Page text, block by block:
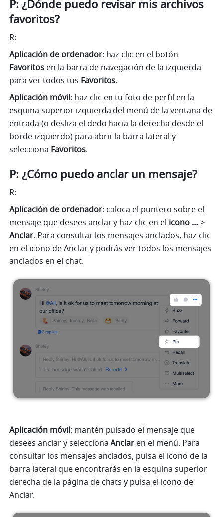
P: ¿Dónde puedo revisar mis archivos
favoritos?
R:
Aplicación de ordenador
Favoritos en la barra de navegación de la izquierda
para ver todos tus Favoritos.
Aplicación móvil: haz clic en tu foto de perfil en la
esquina superior izquierda del menú de la ventana de
entrada (o desliza el dedo hacia la derecha desde el
borde izquierdo) para abrir la barra lateral y
selecciona Favoritos.
P: ¿Cómo puedo anclar un mensaje?
R:
Aplicación de ordenador: coloca el puntero sobre el
mensaje que desees anclar y haz clic en el icono … >
Anclar. Para consultar los mensajes anclados, haz clic
en el icono de Anclar y podrás ver todos los mensajes
anclados en el chat.
Aplicación móvil: mantén pulsado el mensaje que
desees anclar y selecciona Anclar en el menú. Para
consultar los mensajes anclados, pulsa el icono de la
barra lateral que encontrarás en la esquina superior
derecha de la página de chats y pulsa el icono de
Anclar.